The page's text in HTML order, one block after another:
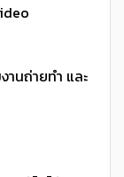
านถ่ายทำ และ